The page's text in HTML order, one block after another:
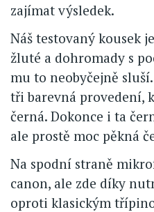
zajímat výsledek.
Náš testovaný kousek
žluté a dohromady s
mu to neobyčejně
tři barevná provedení,
černá. Dokonce i ta
ale prostě moc pěkná
Na spodní straně
canon, ale zde díky
oproti klasickým